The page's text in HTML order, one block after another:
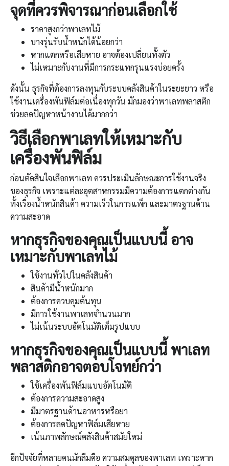
จุดที่ควรพิจารณาก่อนเลือกใช้
ราคาสูงกว่าพาเลทไม้
บางรุ่นรับน้ำหนักได้น้อยกว่า
หากแตกหรือเสียหาย อาจต้องเปลี่ยนทั้งตัว
ไม่เหมาะกับงานที่มีการกระแทกรุนแรงบ่อยครั้ง
ดังนั้น ธุรกิจที่ต้องการลงทุนกับระบบคลังสินค้าในระยะยาว หรือ
ใช้งานเครื่องพันฟิล์มต่อเนื่องทุกวัน มักมองว่าพาเลทพลาสติก
ช่วยลดปัญหาหน้างานได้มากกว่า
วิธีเลือกพาเลทให้เหมาะกับ
เครื่องพันฟิล์ม
ก่อนตัดสินใจเลือกพาเลท ควรประเมินลักษณะการใช้งานจริง
ของธุรกิจ เพราะแต่ละอุตสาหกรรมมีความต้องการแตกต่างกัน
ทั้งเรื่องน้ำหนักสินค้า ความเร็วในการแพ็ก และมาตรฐานด้าน
ความสะอาด
หากธุรกิจของคุณเป็นแบบนี้ อาจ
เหมาะกับพาเลทไม้
ใช้งานทั่วไปในคลังสินค้า
สินค้ามีน้ำหนักมาก
ต้องการควบคุมต้นทุน
มีการใช้งานพาเลทจำนวนมาก
ไม่เน้นระบบอัตโนมัติเต็มรูปแบบ
หากธุรกิจของคุณเป็นแบบนี้ พาเลท
พลาสติกอาจตอบโจทย์กว่า
ใช้เครื่องพันฟิล์มแบบอัตโนมัติ
ต้องการความสะอาดสูง
มีมาตรฐานด้านอาหารหรือยา
ต้องการลดปัญหาฟิล์มเสียหาย
เน้นภาพลักษณ์คลังสินค้าสมัยใหม่
อีกปัจจัยที่หลายคนมักลืมคือ ความสมดุลของพาเลท เพราะหาก